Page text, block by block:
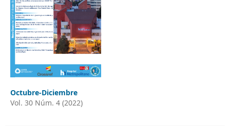
Octubre-Diciembre
Vol. 30 Núm. 4 (2022)